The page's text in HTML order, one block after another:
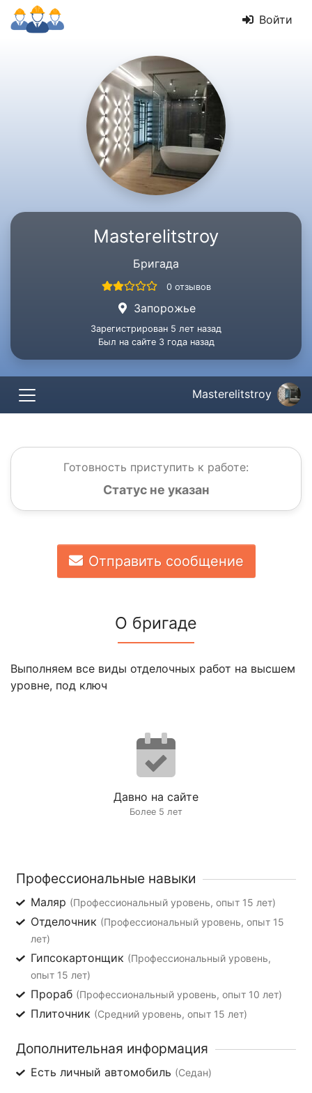
Войти
Masterelitstroy
Бригада
0 отзывов
Запорожье
Зарегистрирован 5 лет назад
Был на сайте 3 года назад
Masterelitstroy
Готовность приступить к работе:
Статус не указан
Отправить сообщение
О бригаде
Выполняем все виды отделочных работ на высшем
уровне, под ключ
Давно на сайте
Более 5 лет
Профессиональные навыки
Маляр (Профессиональный уровень, опыт 15 лет)
Отделочник (Профессиональный уровень, опыт 15
лет)
Гипсокартонщик (Профессиональный уровень,
опыт 15 лет)
Прораб (Профессиональный уровень, опыт 10 лет)
Плиточник (Средний уровень, опыт 15 лет)
Дополнительная информация
Есть личный автомобиль (Седан)